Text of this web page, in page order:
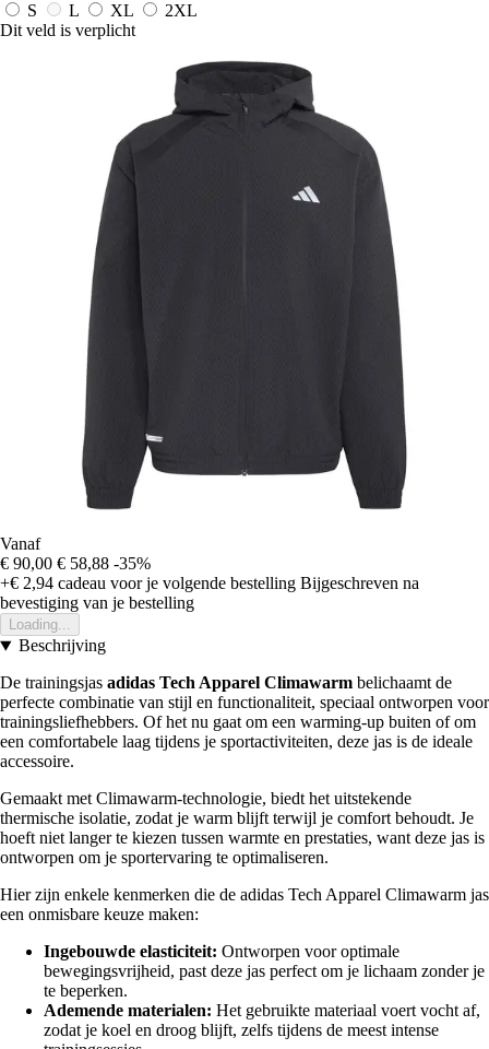
S
L XL
2XL
Dit veld is verplicht
Vanaf
€ 90,00 € 58,88 -35%
+€ 2,94 cadeau voor je volgende bestelling Bijgeschreven na
bevestiging van je bestelling
Loading...
Beschrijving
De trainingsjas adidas Tech Apparel Climawarm belichaamt de
perfecte combinatie van stijl en functionaliteit, speciaal ontworpen voor
trainingsliefhebbers. Of het nu gaat om een warming-up buiten of om
een comfortabele laag tijdens je sportactiviteiten, deze jas is de ideale
accessoire.
Gemaakt met Climawarm-technologie, biedt het uitstekende
thermische isolatie, zodat je warm blijft terwijl je comfort behoudt. Je
hoeft niet langer te kiezen tussen warmte en prestaties, want deze jas is
ontworpen om je sportervaring te optimaliseren.
Hier zijn enkele kenmerken die de adidas Tech Apparel Climawarm jas
een onmisbare keuze maken:
Ingebouwde elasticiteit: Ontworpen voor optimale
bewegingsvrijheid, past deze jas perfect om je lichaam zonder je
te beperken.
Ademende materialen: Het gebruikte materiaal voert vocht af,
zodat je koel en droog blijft, zelfs tijdens de meest intense